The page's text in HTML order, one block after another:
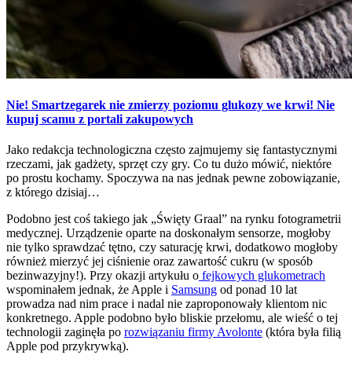
Nie! Smartzegarek nie zmierzy poziomu glukozy we krwi! Nie
kupuj scamu z portali zakupowych
Jako redakcja technologiczna często zajmujemy się fantastycznymi
rzeczami, jak gadżety, sprzęt czy gry. Co tu dużo mówić, niektóre
po prostu kochamy. Spoczywa na nas jednak pewne zobowiązanie,
z którego dzisiaj…
Podobno jest coś takiego jak „Święty Graal” na rynku fotogrametrii
medycznej. Urządzenie oparte na doskonałym sensorze, mogłoby
nie tylko sprawdzać tętno, czy saturację krwi, dodatkowo mogłoby
również mierzyć jej ciśnienie oraz zawartość cukru (w sposób
bezinwazyjny!). Przy okazji artykułu o fejkowych glukometrach
wspominałem jednak, że Apple i Samsung od ponad 10 lat
prowadza nad nim prace i nadal nie zaproponowały klientom nic
konkretnego. Apple podobno było bliskie przełomu, ale wieść o tej
technologii zaginęła po rozwiązaniu firmy Avolonte (która była filią
Apple pod przykrywką).